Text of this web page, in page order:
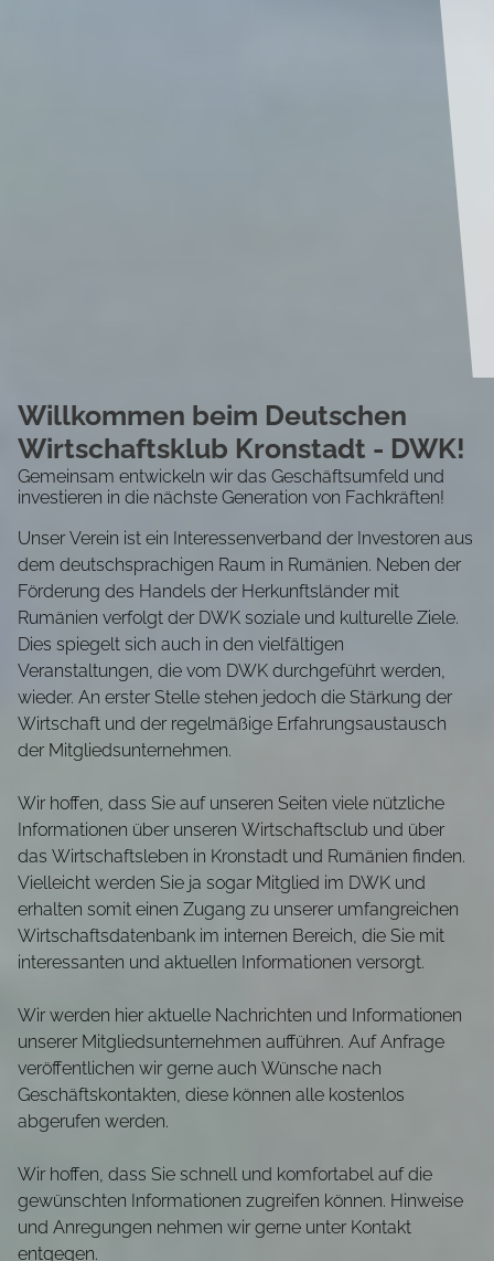
Willkommen beim Deutschen
Wirtschaftsklub Kronstadt - DWK!
Gemeinsam entwickeln wir das Geschäftsumfeld und
investieren in die nächste Generation von Fachkräften!
Unser Verein ist ein Interessenverband der Investoren aus
dem deutschsprachigen Raum in Rumänien. Neben der
Förderung des Handels der Herkunftsländer mit
Rumänien verfolgt der DWK soziale und kulturelle Ziele.
Dies spiegelt sich auch in den vielfältigen
Veranstaltungen, die vom DWK durchgeführt werden,
wieder. An erster Stelle stehen jedoch die Stärkung der
Wirtschaft und der regelmäßige Erfahrungsaustausch
der Mitgliedsunternehmen.
Wir hoffen, dass Sie auf unseren Seiten viele nützliche
Informationen über unseren Wirtschaftsclub und über
das Wirtschaftsleben in Kronstadt und Rumänien finden.
Vielleicht werden Sie ja sogar Mitglied im DWK und
erhalten somit einen Zugang zu unserer umfangreichen
Wirtschaftsdatenbank im internen Bereich, die Sie mit
interessanten und aktuellen Informationen versorgt.
Wir werden hier aktuelle Nachrichten und Informationen
unserer Mitgliedsunternehmen aufführen. Auf Anfrage
veröffentlichen wir gerne auch Wünsche nach
Geschäftskontakten, diese können alle kostenlos
abgerufen werden.
Wir hoffen, dass Sie schnell und komfortabel auf die
gewünschten Informationen zugreifen können. Hinweise
und Anregungen nehmen wir gerne unter Kontakt
entgegen.